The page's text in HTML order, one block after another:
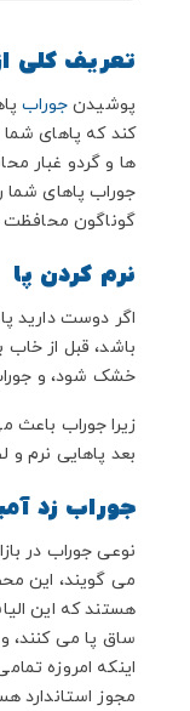
تعریف کلی
پوشیدن جوراب
کند که پاهای شما
ها و گردو غبار
جوراب پاهای شما
گوناگون
نرم کردن پا
اگر دوست دارید
باشد، قبل از خاب
خشک شود، و
زیرا جوراب باعث
بعد پاهایی نرم
جوراب زد
نوعی جوراب در
می گویند، این
هستند که این
ساق پا می کنند،
اینکه امروزه
مجوز استاندارد